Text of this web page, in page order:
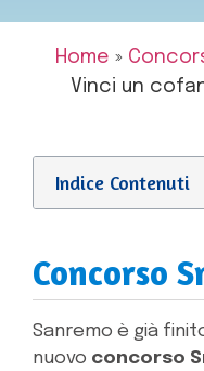
Home »
Vinci un
Indice Contenuti
Concorso
Sanremo è già
nuovo concorso